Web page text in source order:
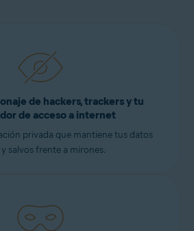
de hackers, trackers y tu
de acceso a internet
privada que mantiene tus datos
y salvos frente a mirones.